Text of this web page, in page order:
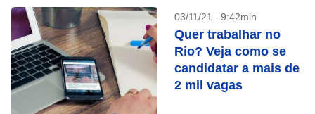
03/11/21 - 9:42min
Quer trabalhar no
Rio? Veja como se
candidatar a mais de
2 mil vagas